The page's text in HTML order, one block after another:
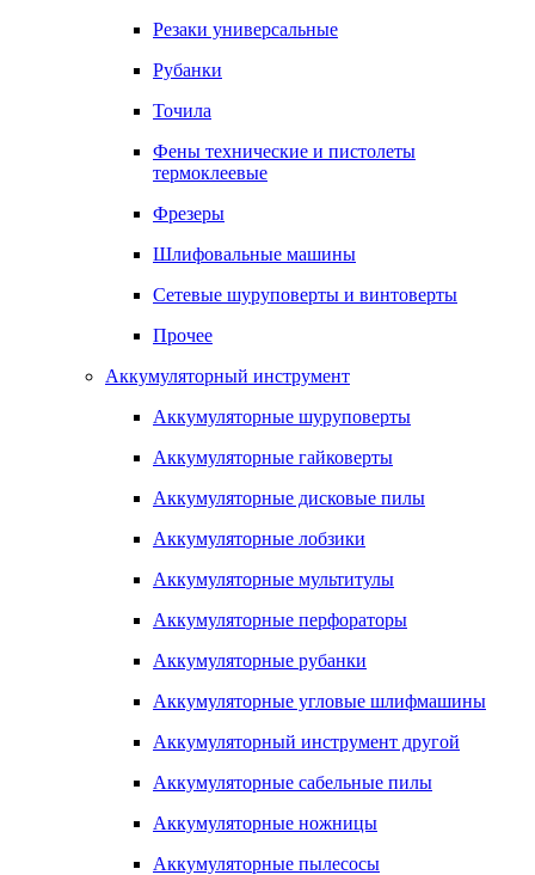
Резаки универсальные
Рубанки
Точила
Фены технические и пистолеты
термоклеевые
Фрезеры
Шлифовальные машины
Сетевые шуруповерты и винтоверты
Прочее
Аккумуляторный инструмент
Аккумуляторные шуруповерты
Аккумуляторные гайковерты
Аккумуляторные дисковые пилы
Аккумуляторные лобзики
Аккумуляторные мультитулы
Аккумуляторные перфораторы
Аккумуляторные рубанки
Аккумуляторные угловые шлифмашины
Аккумуляторный инструмент другой
Аккумуляторные сабельные пилы
Аккумуляторные ножницы
Аккумуляторные пылесосы